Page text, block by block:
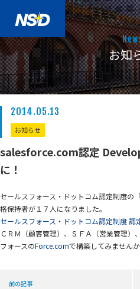
お知
2014.05.13
お知らせ
salesforce.com認定
に！
セールスフォース・ドットコム認定制度の
格保持者が１７人になりました。
セールスフォース・ドットコム認定制度 認
ＣＲＭ（顧客管理）、ＳＦＡ（営業管理）
フォースのForce.comで構築してみませんか
前の記事